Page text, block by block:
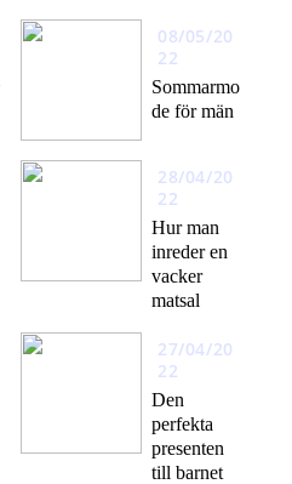
08/05/20
22
Sommarmo
de för män
28/04/20
22
Hur man
inreder en
vacker
matsal
27/04/20
22
Den
perfekta
presenten
till barnet